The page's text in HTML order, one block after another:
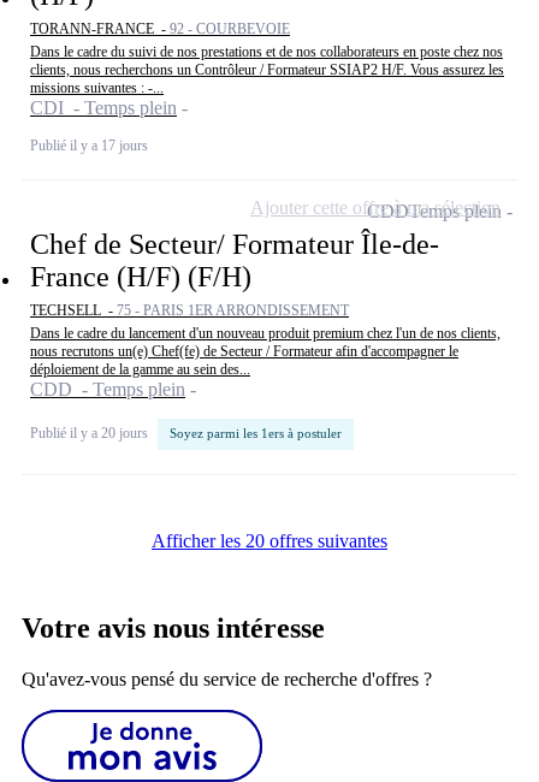
TORANN-FRANCE - 92 - COURBEVOIE
Dans le cadre du suivi de nos prestations et de nos collaborateurs en poste chez nos
clients, nous recherchons un Contrôleur / Formateur SSIAP2 H/F. Vous assurez les
missions suivantes : -...
CDI - Temps plein
Publié il y a 17 jours
Chef de Secteur/ Formateur Île-de-
France (H/F) (F/H)
TECHSELL - 75 - PARIS 1ER ARRONDISSEMENT
Dans le cadre du lancement d'un nouveau produit premium chez l'un de nos clients,
nous recrutons un(e) Chef(fe) de Secteur / Formateur afin d'accompagner le
déploiement de la gamme au sein des...
CDD - Temps plein
Publié il y a 20 jours Soyez parmi les 1ers à postuler
CDDTemps plein
Ajouter cette offre à ma sélection
Afficher les 20 offres suivantes
Votre avis nous intéresse
Qu'avez-vous pensé du service de recherche d'offres ?